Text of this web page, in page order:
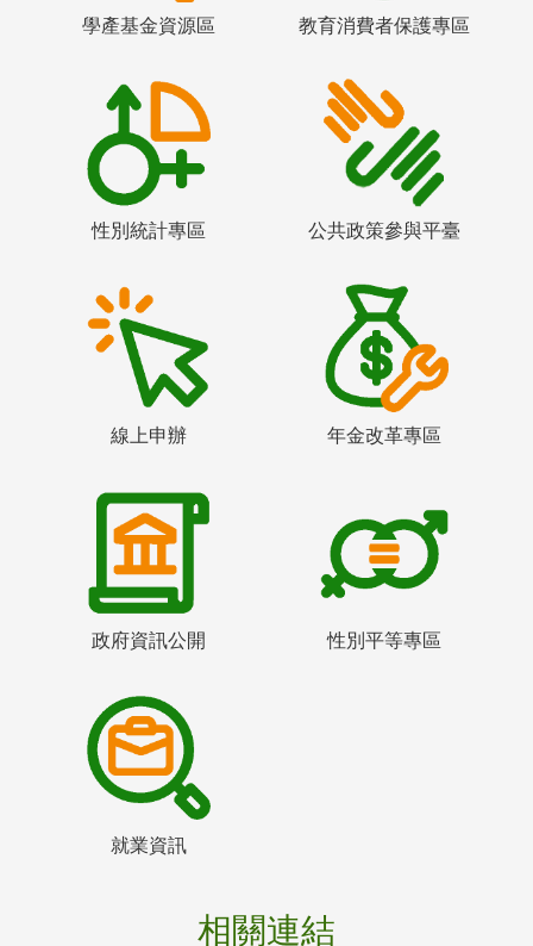
學產基金資源區 教育消費者保護專區
性別統計專區 公共政策參與平臺
線上申辦 年金改革專區
政府資訊公開 性別平等專區
就業資訊
相關連結